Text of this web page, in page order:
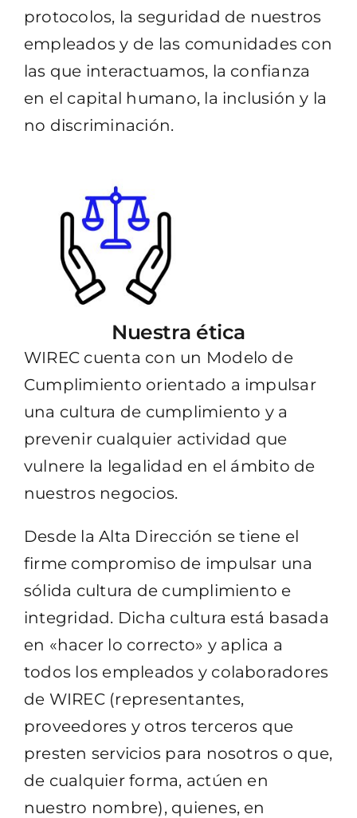
protocolos, la seguridad de nuestros
empleados y de las comunidades con
las que interactuamos, la confianza
en el capital humano, la inclusión y la
no discriminación.
Nuestra ética
WIREC cuenta con un Modelo de
Cumplimiento orientado a impulsar
una cultura de cumplimiento y a
prevenir cualquier actividad que
vulnere la legalidad en el ámbito de
nuestros negocios.
Desde la Alta Dirección se tiene el
firme compromiso de impulsar una
sólida cultura de cumplimiento e
integridad. Dicha cultura está basada
en «hacer lo correcto» y aplica a
todos los empleados y colaboradores
de WIREC (representantes,
proveedores y otros terceros que
presten servicios para nosotros o que,
de cualquier forma, actúen en
nuestro nombre), quienes, en